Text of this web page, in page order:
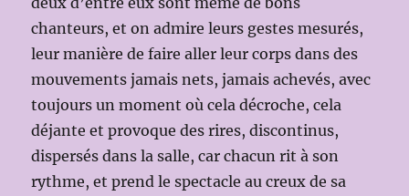
chanteurs, et on admire leurs gestes mesurés,
leur manière de faire aller leur corps dans des
mouvements jamais nets, jamais achevés, avec
toujours un moment où cela décroche, cela
déjante et provoque des rires, discontinus,
dispersés dans la salle, car chacun rit à son
rythme, et prend le spectacle au creux de sa